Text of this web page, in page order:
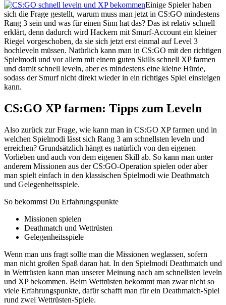
Einige Spieler haben
sich die Frage gestellt, warum muss man jetzt in CS:GO mindestens
Rang 3 sein und was für einen Sinn hat das? Das ist relativ schnell
erklärt, denn dadurch wird Hackern mit Smurf-Account ein kleiner
Riegel vorgeschoben, da sie sich jetzt erst einmal auf Level 3
hochleveln müssen. Natürlich kann man in CS:GO mit den richtigen
Spielmodi und vor allem mit einem guten Skills schnell XP farmen
und damit schnell leveln, aber es mindestens eine kleine Hürde,
sodass der Smurf nicht direkt wieder in ein richtiges Spiel einsteigen
kann.
CS:GO XP farmen: Tipps zum Leveln
Also zurück zur Frage, wie kann man in CS:GO XP farmen und in
welchen Spielmodi lässt sich Rang 3 am schnellsten leveln und
erreichen? Grundsätzlich hängt es natürlich von den eigenen
Vorlieben und auch von dem eigenen Skill ab. So kann man unter
anderem Missionen aus der CS:GO-Operation spielen oder aber
man spielt einfach in den klassischen Spielmodi wie Deathmatch
und Gelegenheitsspiele.
So bekommst Du Erfahrungspunkte
Missionen spielen
Deathmatch und Wettrüsten
Gelegenheitsspiele
Wenn man uns fragt sollte man die Missionen weglassen, sofern
man nicht großen Spaß daran hat. In den Spielmodi Deathmatch und
in Wettrüsten kann man unserer Meinung nach am schnellsten leveln
und XP bekommen. Beim Wettrüsten bekommt man zwar nicht so
viele Erfahrungspunkte, dafür schafft man für ein Deathmatch-Spiel
rund zwei Wettrüsten-Spiele.